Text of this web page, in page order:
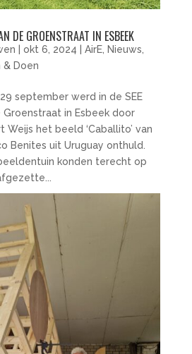
DE GROENSTRAAT IN ESBEEK
okt 6, 2024 AirE, Nieuws,
& Doen
september werd in de SEE
in Esbeek door
Weijs het beeld ‘Caballito’ van
Benites uit Uruguay onthuld.
konden terecht op